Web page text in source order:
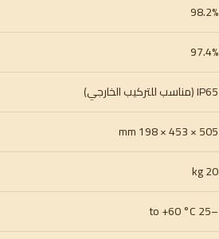
98.2%
97.4%
IP65 (مناسب للتركيب الخارجي)
505 × 453 × 198 mm
20 kg
–25 to +60 °C